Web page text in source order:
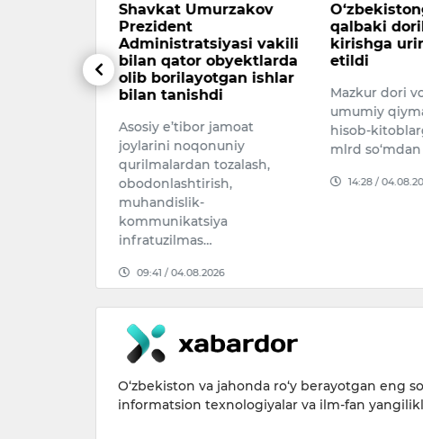
Shavkat Umurzakov
Prezident
Administratsiyasi vakili
bilan qator obyektlarda
olib borilayotgan ishlar
bilan tanishdi
Asosiy e’tibor jamoat
joylarini noqonuniy
qurilmalardan tozalash,
obodonlashtirish,
muhandislik-
kommunikatsiya
infratuzilmas…
09:41 / 04.08.2026
qalbaki
kirishga
etildi
Mazkur dori
umumiy
hisob-
mlrd
14:28 /
O‘zbekiston va jahonda ro‘y berayotgan eng
informatsion texnologiyalar va ilm-fan